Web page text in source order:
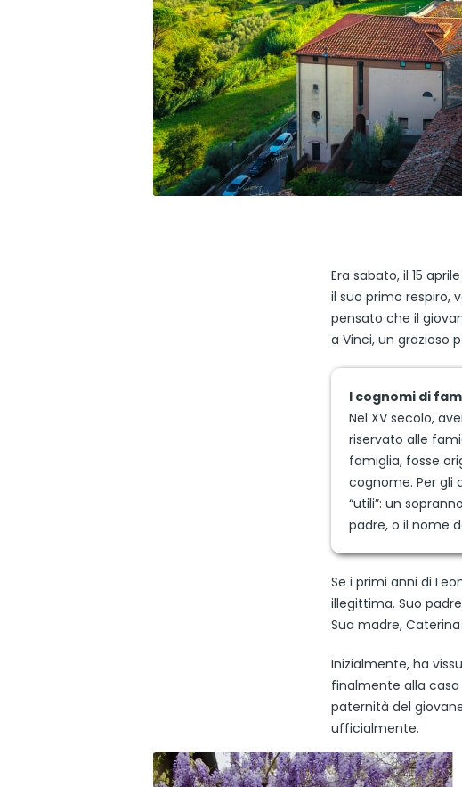
Era sabato, il 15
il suo primo respiro,
pensato che il
a Vinci, un grazioso
I cognomi di
Nel XV secolo,
riservato alle
famiglia, fosse
cognome. Per gli
“utili”: un
padre, o il nome
Se i primi anni di
illegittima. Suo
Sua madre,
Inizialmente, ha
finalmente alla casa
paternità del
ufficialmente.